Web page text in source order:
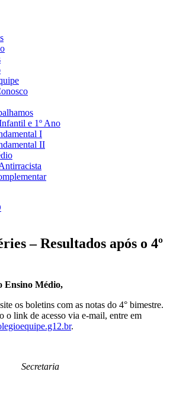
e 1º Ano
I
II
– Resultados após o 4º
Ensino Médio,
os boletins com as notas do 4° bimestre.
o link de acesso via e-mail, entre em
.
Secretaria